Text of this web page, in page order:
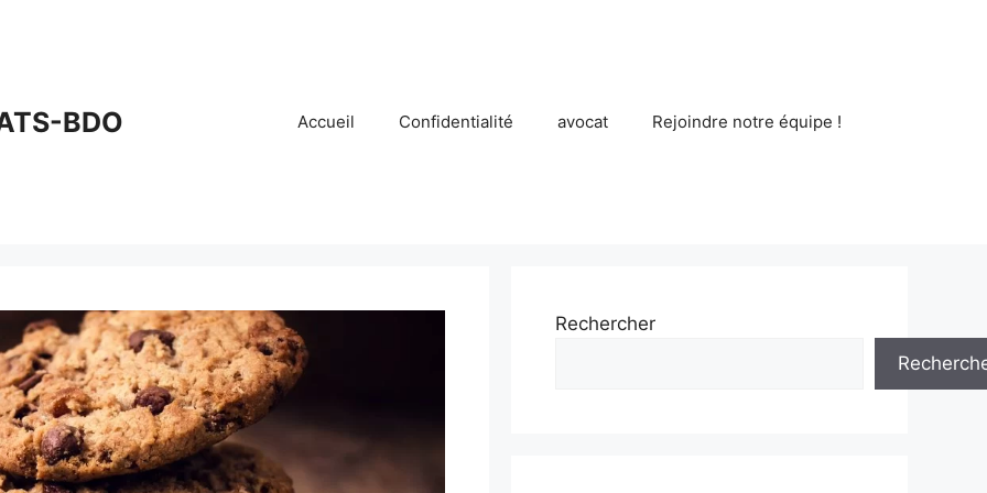
BDO Accueil Confidentialité avocat Rejoindre notre équipe !
Rechercher